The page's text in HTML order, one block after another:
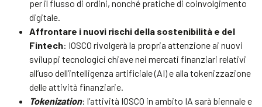
per il flusso di ordini, nonché pratiche di coinvolgimento
digitale.
Affrontare i nuovi rischi della sostenibilità e del
Fintech: IOSCO rivolgerà la propria attenzione ai nuovi
sviluppi tecnologici chiave nei mercati finanziari relativi
all’uso dell’intelligenza artificiale (AI) e alla tokenizzazione
delle attività finanziarie.
Tokenization: l’attività IOSCO in ambito IA sarà biennale e